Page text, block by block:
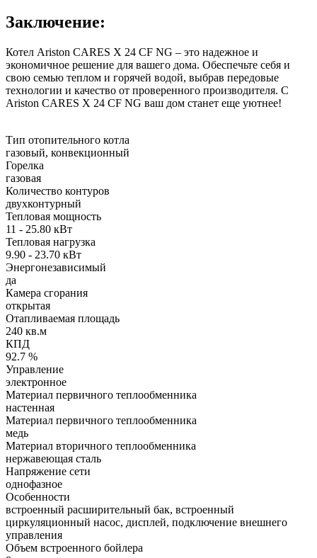
Заключение:
Котел Ariston CARES X 24 CF NG – это надежное и
экономичное решение для вашего дома. Обеспечьте себя и
свою семью теплом и горячей водой, выбрав передовые
технологии и качество от проверенного производителя. С
Ariston CARES X 24 CF NG ваш дом станет еще уютнее!
Тип отопительного котла
газовый, конвекционный
Горелка
газовая
Количество контуров
двухконтурный
Тепловая мощность
11 - 25.80 кВт
Тепловая нагрузка
9.90 - 23.70 кВт
Энергонезависимый
да
Камера сгорания
открытая
Отапливаемая площадь
240 кв.м
КПД
92.7 %
Управление
электронное
Материал первичного теплообменника
настенная
Материал первичного теплообменника
медь
Материал вторичного теплообменника
нержавеющая сталь
Напряжение сети
однофазное
Особенности
встроенный расширительный бак, встроенный
циркуляционный насос, дисплей, подключение внешнего
управления
Объем встроенного бойлера